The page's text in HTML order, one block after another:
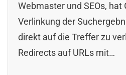
Webmaster und SEOs, hat
Verlinkung der
direkt auf die Treffer zu
Redirects auf URLs mit…